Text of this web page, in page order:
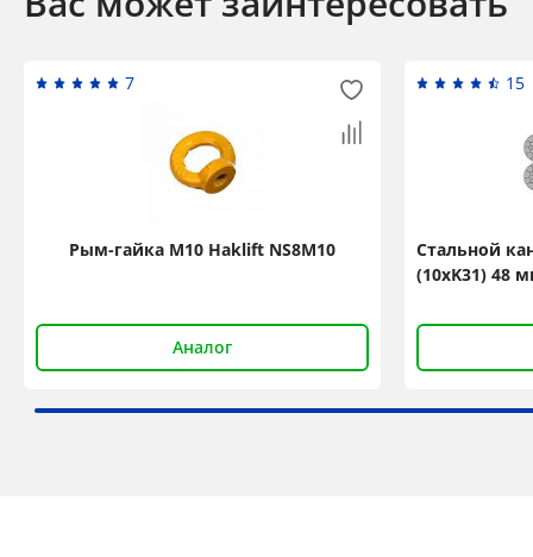
7
Рым-гайка М10 Haklift NS8M10
Аналог
15
Стальной
(10xK31) 48